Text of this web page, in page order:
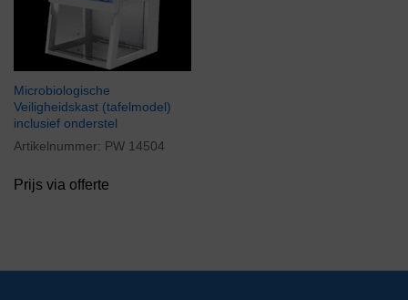
Microbiologische
Veiligheidskast (tafelmodel)
inclusief onderstel
Artikelnummer: PW 14504
Prijs via offerte